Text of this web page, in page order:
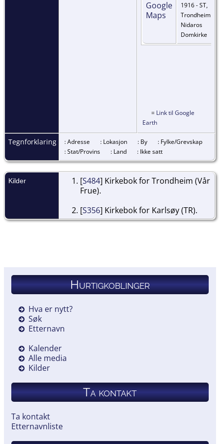
1916 - ST,
Trondheim
Nidaros
Domkirke
= Link til Google
Earth
Tegnforklaring : Adresse : Lokasjon : By
: Fylke/Grevskap
: Stat/Provins
: Land : Ikke satt
Kilder [S484] Kirkebok for Trondheim (Vår
Frue).
[S356] Kirkebok for Karlsøy (TR).
Hurtigkoblinger
Hva er nytt?
Søk
Etternavn
Kalender
Alle media
Kilder
Ta kontakt
Ta kontakt
Etternavnliste